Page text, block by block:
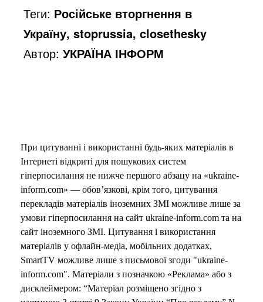
e
o
Теги: Російське вторгнення в
Україну, stoprussia, closethesky
Автор:УКРАЇНА ІНФОРМ
При цитуванні і використанні будь-яких матеріалів в
Інтернеті відкриті для пошукових систем
гіперпосилання не нижче першого абзацу на «ukraine-
inform.com» — обов’язкові, крім того, цитування
перекладів матеріалів іноземних ЗМІ можливе лише за
умови гіперпосилання на сайт ukraine-inform.com та на
сайт іноземного ЗМІ. Цитування і використання
матеріалів у офлайн-медіа, мобільних додатках,
SmartTV можливе лише з письмової згоди "ukraine-
inform.com". Матеріали з позначкою «Реклама» або з
дисклеймером: “Матеріал розміщено згідно з